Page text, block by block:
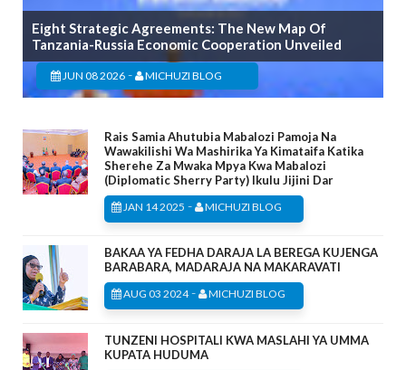
Eight Strategic Agreements: The New Map Of
Tanzania-Russia Economic Cooperation Unveiled
JUN 08 2026 - MICHUZI BLOG
Rais Samia Ahutubia Mabalozi Pamoja Na
Wawakilishi Wa Mashirika Ya Kimataifa Katika
Sherehe Za Mwaka Mpya Kwa Mabalozi
(Diplomatic Sherry Party) Ikulu Jijini Dar
JAN 14 2025 - MICHUZI BLOG
BAKAA YA FEDHA DARAJA LA BEREGA KUJENGA
BARABARA, MADARAJA NA MAKARAVATI
AUG 03 2024- MICHUZI BLOG
TUNZENI HOSPITALI KWA MASLAHI YA UMMA
KUPATA HUDUMA